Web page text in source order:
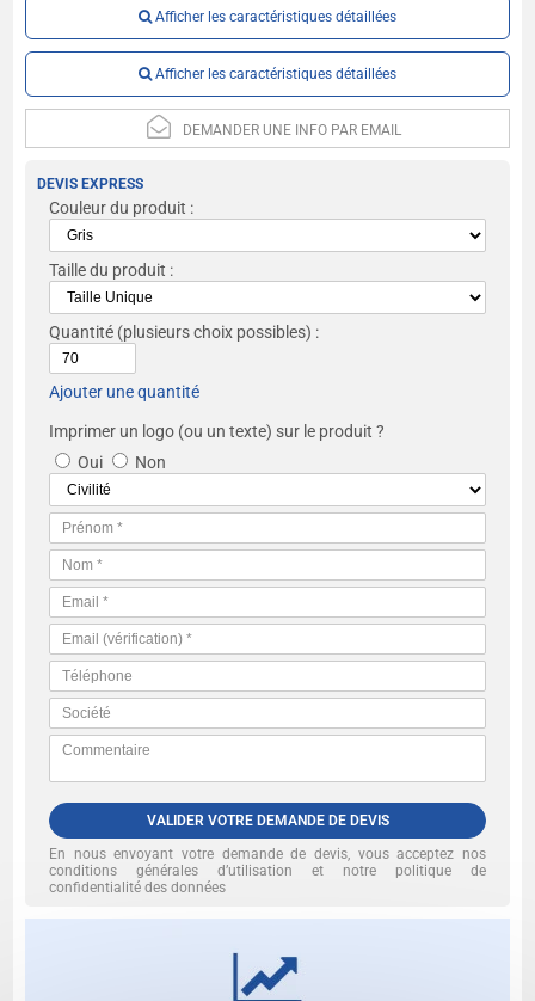
Afficher les caractéristiques détaillées
Afficher les caractéristiques détaillées
DEMANDER UNE INFO PAR EMAIL
DEVIS EXPRESS
Couleur du produit :
Taille du produit :
Quantité (plusieurs choix possibles) :
Ajouter une quantité
Imprimer un logo (ou un texte) sur le produit ?
Oui
Non
VALIDER VOTRE DEMANDE DE DEVIS
En nous envoyant votre demande de devis, vous acceptez nos
conditions générales d’utilisation et notre politique de
confidentialité des données